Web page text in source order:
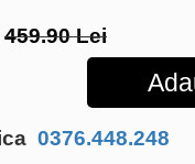
459.90 Lei
0376.448.248